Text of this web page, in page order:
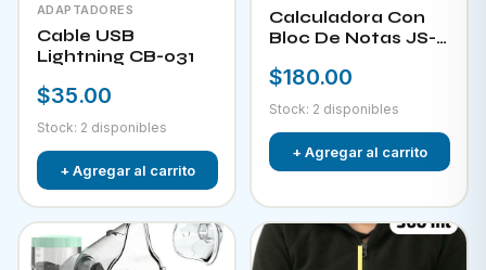
ADAPTADORES
Cable USB
Lightning CB-031
$35.00
Stock: 2 disponibles
+ Agregar al carrito
Calculadora Con
Bloc De Notas JS-
$180.00
Stock: 2 disponibles
+ Agregar al carrito